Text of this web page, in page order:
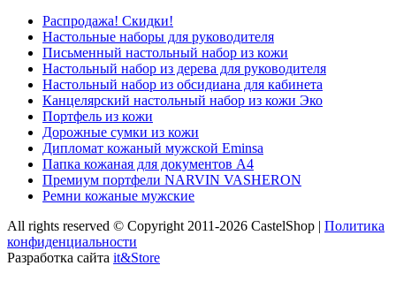
Распродажа! Скидки!
Настольные наборы для руководителя
Письменный настольный набор из кожи
Настольный набор из дерева для руководителя
Настольный набор из обсидиана для кабинета
Канцелярский настольный набор из кожи Эко
Портфель из кожи
Дорожные сумки из кожи
Дипломат кожаный мужской Eminsa
Папка кожаная для документов А4
Премиум портфели NARVIN VASHERON
Ремни кожаные мужские
All rights reserved © Copyright 2011-2026 CastelShop | Политика
конфиденциальности
Разработка сайта it&Store